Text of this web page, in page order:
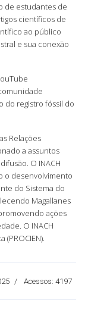
de estudantes de
científicos de
ao público
e sua conexão
do registro fóssil do
Relações
a assuntos
O INACH
o desenvolvimento
do Sistema do
Magallanes
ações
O INACH
Acessos: 4197